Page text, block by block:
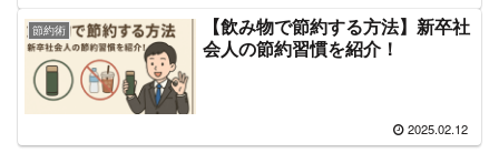
節約術
【飲み物で節約する方法】新卒社
会人の節約習慣を紹介！
2025.02.12